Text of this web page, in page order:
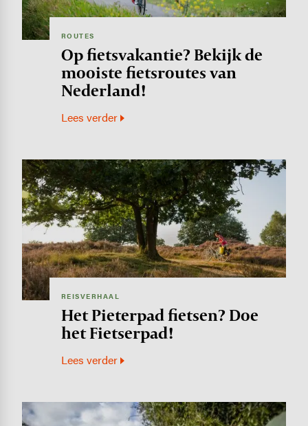
ROUTES
Op fietsvakantie? Bekijk de
mooiste fietsroutes van
Nederland!
Lees verder
Image
REISVERHAAL
Het Pieterpad fietsen? Doe
het Fietserpad!
Lees verder
Image